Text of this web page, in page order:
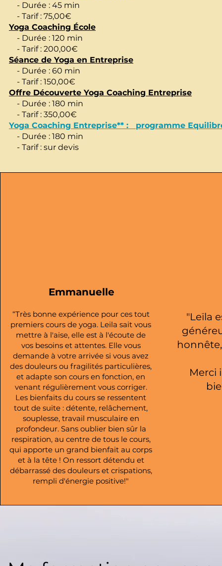
- Durée : 45 min
- Tarif : 75,00€
Yoga Coaching École
- Durée : 120 min
- Tarif : 200,00€
Séance de Yoga en Entreprise
- Durée : 60 min
- Tarif : 150,00€
Offre Découverte Yoga Coaching Entreprise
- Durée : 180 min
- Tarif : 350,00€
Yoga Coaching Entreprise** : programme
- Durée : 180 min
- Tarif : sur devis
Emmanuelle
“Très bonne expérience pour ces tout
premiers cours de yoga. Leila sait vous
mettre à l'aise, elle est à l'écoute de
vos besoins et attentes. Elle vous
demande à votre arrivée si vous avez
des douleurs ou fragilités particulières,
et adapte son cours en fonction, en
venant régulièrement vous corriger.
Les bienfaits du cours se ressentent
tout de suite : détente, relâchement,
souplesse, travail musculaire en
profondeur. Sans oublier bien sûr la
respiration, au centre de tous le cours,
qui apporte un grand bienfait au corps
et à la tête ! On ressort détendu et
débarrassé des douleurs et crispations,
rempli d'énergie positive!"
"Leïla
Merci